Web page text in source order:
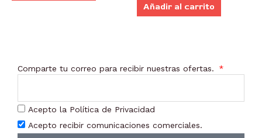
Añadir al carrito
Comparte tu correo para recibir nuestras ofertas.
Acepto la Política de Privacidad
Acepto recibir comunicaciones comerciales.